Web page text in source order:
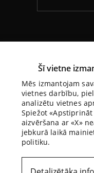
Šī vietne
Mēs izmantojam
vietnes darbību,
analizētu vietnes
Spiežot
aizvēršana ar «X»
jebkurā laikā
politiku.